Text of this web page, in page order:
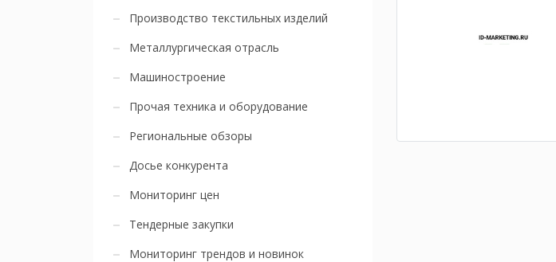
Производство текстильных изделий
Металлургическая отрасль
Машиностроение
Прочая техника и оборудование
Региональные обзоры
Досье конкурента
Мониторинг цен
Тендерные закупки
Мониторинг трендов и новинок